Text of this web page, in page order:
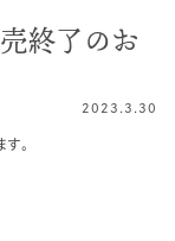
売終了のお
2023.3.30
。